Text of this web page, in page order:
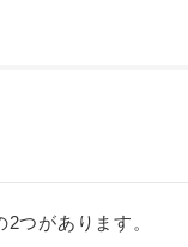
つがあります。